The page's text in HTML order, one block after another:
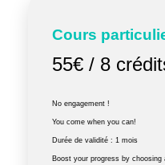
Cours
55€ / 8
No engagement !
You come when you can!
Durée de validité : 1 mois
Boost your progress by choosing